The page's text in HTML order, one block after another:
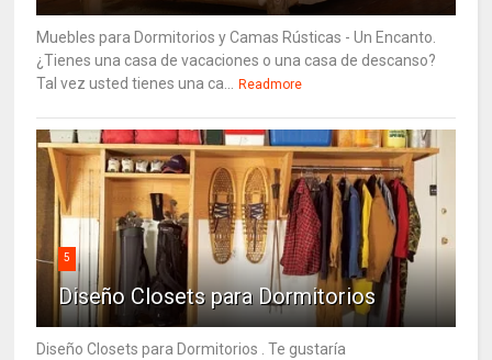
Muebles para Dormitorios y Camas Rústicas - Un Encanto.
¿Tienes una casa de vacaciones o una casa de descanso?
Tal vez usted tienes una ca... Readmore
5
Diseño Closets para Dormitorios
Diseño Closets para Dormitorios . Te gustaría